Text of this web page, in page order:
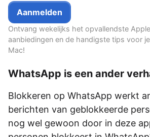
Ontvang wekelijks het opvallendste
aanbiedingen en de handigste tips voor
Mac!
WhatsApp is een ander
Blokkeren op WhatsApp werkt
berichten van geblokkeerde
nog wel gewoon door in deze